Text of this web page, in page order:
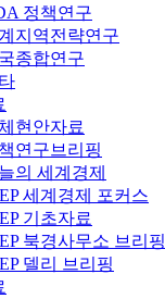
정책연구
지역전략연구
종합연구
현안자료
연구브리핑
의 세계경제
세계경제 포커스
기초자료
북경사무소 브리핑
델리 브리핑